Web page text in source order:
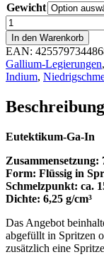
Gewicht
Eutektikum
Ga-
In
Menge
In den Warenkorb
EAN:
Gallium-Legierungen,
Indium,
Beschreibung
Eutektikum-Ga-In
Form: Flüssig in
Schmelzpunkt: ca.
Dichte: 6,25 g/cm³
Das Angebot
abgefüllt in Spritzen
zusätzlich eine